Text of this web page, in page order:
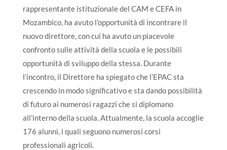
rappresentante istituzionale del CAM e CEFA in
Mozambico, ha avuto l’opportunità di incontrare il
nuovo direttore, con cui ha avuto un piacevole
confronto sulle attività della scuola e le possibili
opportunità di sviluppo della stessa. Durante
l’incontro, il Direttore ha spiegato che l’EPAC sta
crescendo in modo significativo e sta dando possibilità
di futuro ai numerosi ragazzi che si diplomano
all’interno della scuola. Attualmente, la scuola accoglie
176 alunni, i quali seguono numerosi corsi
professionali agricoli.